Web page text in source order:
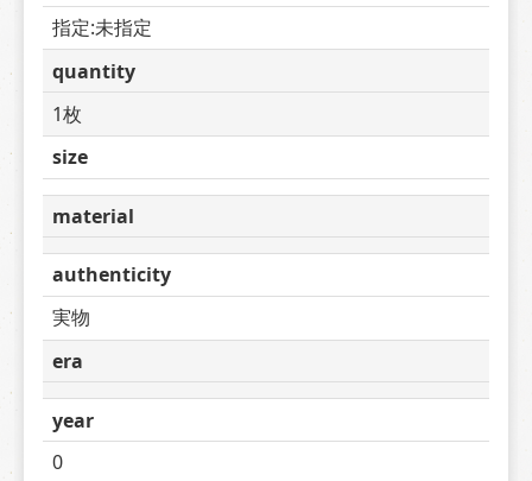
指定:未指定
quantity
1枚
size
material
authenticity
実物
era
year
0